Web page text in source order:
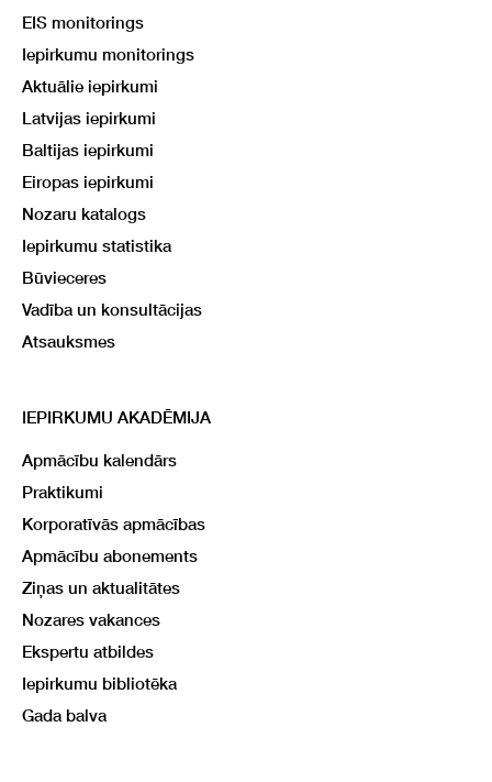
EIS monitorings
Iepirkumu monitorings
Aktuālie iepirkumi
Latvijas iepirkumi
Baltijas iepirkumi
Eiropas iepirkumi
Nozaru katalogs
Iepirkumu statistika
Būvieceres
Vadība un konsultācijas
Atsauksmes
IEPIRKUMU AKADĒMIJA
Apmācību kalendārs
Praktikumi
Korporatīvās apmācības
Apmācību abonements
Ziņas un aktualitātes
Nozares vakances
Ekspertu atbildes
Iepirkumu bibliotēka
Gada balva